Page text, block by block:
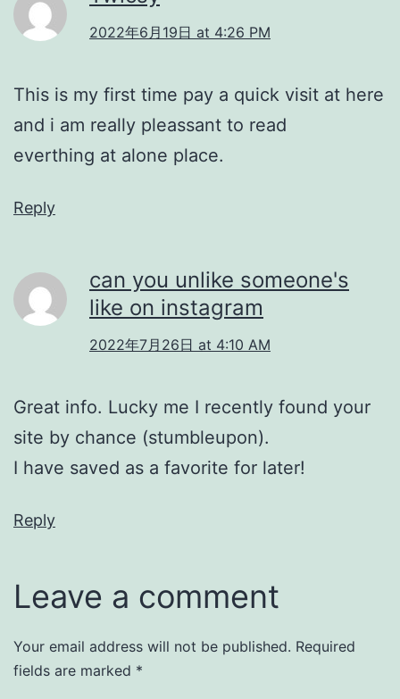
2022年6月19日 at 4:26 PM
This is my first time pay a quick visit at here
and i am really pleassant to read
everthing at alone place.
Reply
can you unlike someone's
like on instagram
2022年7月26日 at 4:10 AM
Great info. Lucky me I recently found your
site by chance (stumbleupon).
I have saved as a favorite for later!
Reply
Leave a comment
Your email address will not be published. Required
fields are marked *